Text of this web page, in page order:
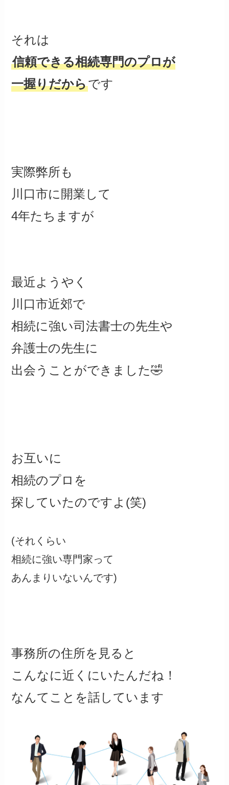
それは
信頼できる相続専門のプロが
一握りだからです
実際弊所も
川口市に開業して
4年たちますが
最近ようやく
川口市近郊で
相続に強い司法書士の先生や
弁護士の先生に
出会うことができました🤣
お互いに
相続のプロを
探していたのですよ(笑)
(それくらい
相続に強い専門家って
あんまりいないんです)
事務所の住所を見ると
こんなに近くにいたんだね！
なんてことを話しています